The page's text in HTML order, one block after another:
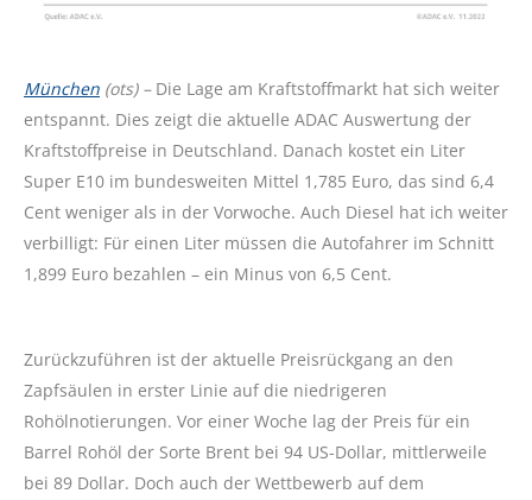
München (ots) – Die Lage am Kraftstoffmarkt hat sich weiter
entspannt. Dies zeigt die aktuelle ADAC Auswertung der
Kraftstoffpreise in Deutschland. Danach kostet ein Liter
Super E10 im bundesweiten Mittel 1,785 Euro, das sind 6,4
Cent weniger als in der Vorwoche. Auch Diesel hat ich weiter
verbilligt: Für einen Liter müssen die Autofahrer im Schnitt
1,899 Euro bezahlen – ein Minus von 6,5 Cent.
Zurückzuführen ist der aktuelle Preisrückgang an den
Zapfsäulen in erster Linie auf die niedrigeren
Rohölnotierungen. Vor einer Woche lag der Preis für ein
Barrel Rohöl der Sorte Brent bei 94 US-Dollar, mittlerweile
bei 89 Dollar. Doch auch der Wettbewerb auf dem